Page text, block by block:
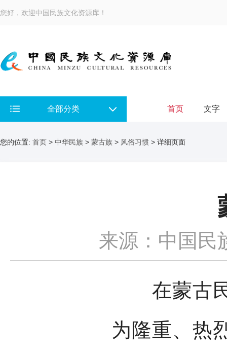
您好，欢迎中国民族文化资源库！
全部分类 首页 文字
您的位置: 首页 > 中华民族 > 蒙古族 > 风俗习惯 > 详细页面
来源：中国民
在蒙古民
为隆重、热